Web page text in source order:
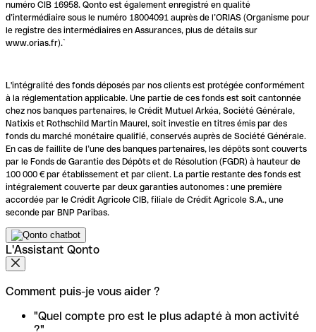
numéro CIB 16958. Qonto est également enregistré en qualité
d’intermédiaire sous le numéro 18004091 auprès de l’ORIAS (Organisme pour
le registre des intermédiaires en Assurances, plus de détails sur
www.orias.fr).`
L'intégralité des fonds déposés par nos clients est protégée conformément
à la réglementation applicable. Une partie de ces fonds est soit cantonnée
chez nos banques partenaires, le Crédit Mutuel Arkéa, Société Générale,
Natixis et Rothschild Martin Maurel, soit investie en titres émis par des
fonds du marché monétaire qualifié, conservés auprès de Société Générale.
En cas de faillite de l’une des banques partenaires, les dépôts sont couverts
par le Fonds de Garantie des Dépôts et de Résolution (FGDR) à hauteur de
100 000 € par établissement et par client. La partie restante des fonds est
intégralement couverte par deux garanties autonomes : une première
accordée par le Crédit Agricole CIB, filiale de Crédit Agricole S.A., une
seconde par BNP Paribas.
L'Assistant Qonto
Comment puis-je vous aider ?
"Quel compte pro est le plus adapté à mon activité